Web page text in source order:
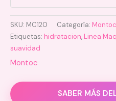
SKU: MC120 Categoría: Montoc
Etiquetas: hidratacion, Linea
suavidad
Montoc
SABER MÁS